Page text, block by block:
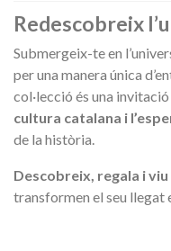
Redescobreix
Submergeix-te en
per una manera única
col·lecció és una
cultura catalana i
de la història.
Descobreix, regala i viu
transformen el seu llegat